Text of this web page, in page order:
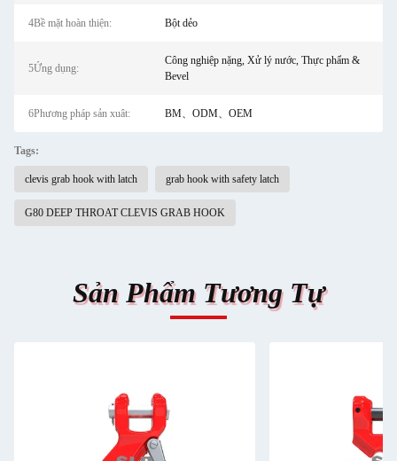
4Bề mặt hoàn thiện: Bột dẻo
5Ứng dụng:
Công nghiệp nặng, Xử lý nước, Thực phẩm &
Bevel
6Phương pháp sản xuât: BM、ODM、OEM
Tags:
clevis grab hook with latch grab hook with safety latch
G80 DEEP THROAT CLEVIS GRAB HOOK
Sản Phẩm Tương Tự